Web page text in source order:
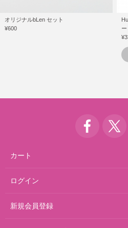
オリジナルbLen セット
¥600
カート
ログイン
新規会員登録